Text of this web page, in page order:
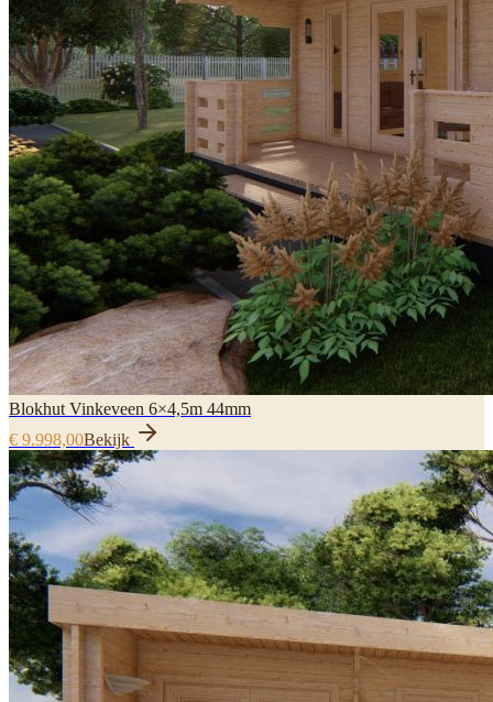
Blokhut Vinkeveen 6×4,5m 44mm
€ 9.998,00Bekijk